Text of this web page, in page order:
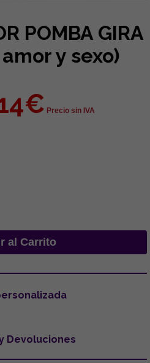
POMBA GIRA
y sexo)
Precio sin IVA
Devoluciones